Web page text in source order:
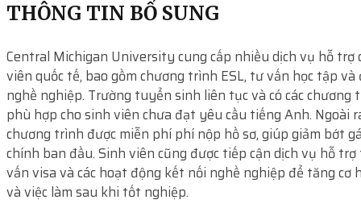
THÔNG TIN BỔ SUNG
Central Michigan University cung cấp nhiều dịch vụ hỗ trợ
viên quốc tế, bao gồm chương trình ESL, tư vấn học tập
nghề nghiệp. Trường tuyển sinh liên tục và có các chương
phù hợp cho sinh viên chưa đạt yêu cầu tiếng Anh. Ngoài
chương trình được miễn phí phí nộp hồ sơ, giúp giảm bớt
chính ban đầu. Sinh viên cũng được tiếp cận dịch vụ hỗ
vấn visa và các hoạt động kết nối nghề nghiệp để tăng cơ
và việc làm sau khi tốt nghiệp.